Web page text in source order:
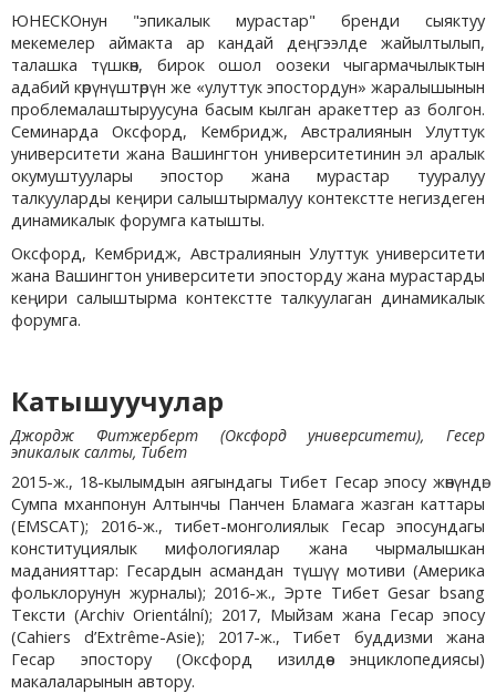
ЮНЕСКОнун "эпикалык мурастар" бренди сыяктуу
мекемелер аймакта ар кандай деңгээлде жайылтылып,
талашка түшкөн, бирок ошол оозеки чыгармачылыктын
адабий көрүнүштөрүн же «улуттук эпостордун» жаралышынын
проблемалаштыруусуна басым кылган аракеттер аз болгон.
Семинарда Оксфорд, Кембридж, Австралиянын Улуттук
университети жана Вашингтон университетинин эл аралык
окумуштуулары эпостор жана мурастар тууралуу
талкууларды кеңири салыштырмалуу контекстте негиздеген
динамикалык форумга катышты.
Оксфорд, Кембридж, Австралиянын Улуттук университети
жана Вашингтон университети эпосторду жана мурастарды
кеңири салыштырма контекстте талкуулаган динамикалык
форумга.
Катышуучулар
Джордж Фитжерберт (Оксфорд университети), Гесер
эпикалык салты, Тибет
2015-ж., 18-кылымдын аягындагы Тибет Гесар эпосу жөнүндө:
Сумпа мханпонун Алтынчы Панчен Бламага жазган каттары
(EMSCAT); 2016-ж., тибет-монголиялык Гесар эпосундагы
конституциялык мифологиялар жана чырмалышкан
маданияттар: Гесардын асмандан түшүү мотиви (Америка
фольклорунун журналы); 2016-ж., Эрте Тибет Gesar bsang
Тексти (Archiv Orientální); 2017, Мыйзам жана Гесар эпосу
(Cahiers d’Extrême-Asie); 2017-ж., Тибет буддизми жана
Гесар эпостору (Оксфорд изилдөө энциклопедиясы)
макалаларынын автору.